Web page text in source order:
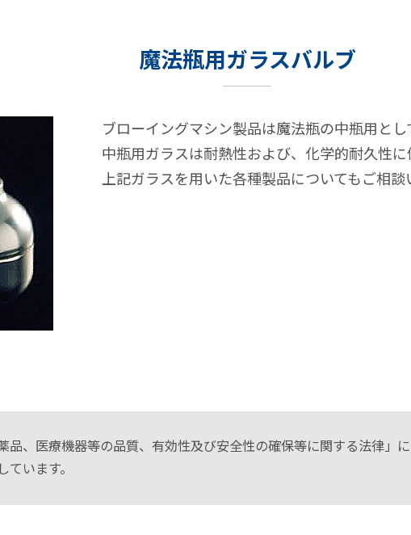
魔法瓶用ガラスバルブ
ブローイングマシン製品は魔法瓶の中瓶用とし
中瓶用ガラスは耐熱性および、化学的耐久性に
上記ガラスを用いた各種製品についてもご相
品、医療機器等の品質、有効性及び安全性の確保等に関する法律」
います。